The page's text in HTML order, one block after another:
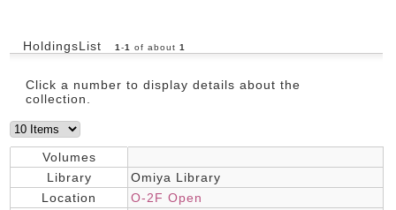
HoldingsList 1 -1 of about 1
Click a number to display details about the
collection.
Volumes
Library
Omiya Library
Location
O-2F Open